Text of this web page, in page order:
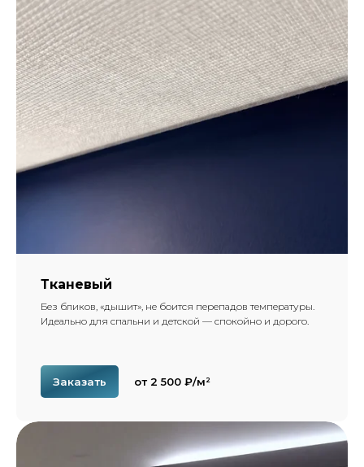
Тканевый
Без бликов, «дышит», не боится перепадов температуры.
Идеально для спальни и детской — спокойно и дорого.
Заказать от 2 500 ₽/м²